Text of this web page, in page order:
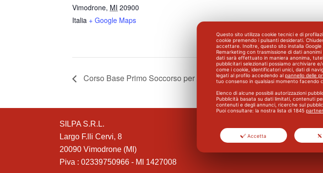
Vimodrone, MI 20900
Italia + Google Maps
Corso Base Primo Soccorso per Aziende di Gruppo B e C – 1°Giorno
SILPA S.R.L.
Largo F.lli Cervi, 8
20090 Vimodrone (MI)
Piva : 02339750966 - MI 1427008
Questo sito utilizza cookie tecnici e di
cookie premendo i pulsanti desiderati.
accettare. Inoltre, questo sito installa
Remarketing con trasmissione di dati
dati sarà effettuato in maniera anonima,
pubblicitari selezionati possiamo archiviare
come i cookie, identificatori unici, dati di
legati al profilo accedendo alpannello delle
tuo consenso in qualsiasi momento facendo
Elenco di alcune possibili autorizzazioni
Pubblicità basata su dati limitati, contenuti
contenuti e degli annunci, ricerche sul
Puoi consultare: la nostra lista di1845
Accetta